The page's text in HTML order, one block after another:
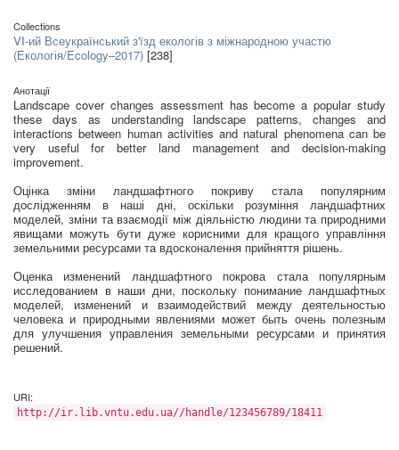
Collections
VI-ий Всеукраїнський з'їзд екологів з міжнародною участю
(Екологія/Ecology–2017) [238]
Анотації
Landscape cover changes assessment has become a popular study
these days as understanding landscape patterns, changes and
interactions between human activities and natural phenomena can be
very useful for better land management and decision-making
improvement.
Оцінка зміни ландшафтного покриву стала популярним
дослідженням в наші дні, оскільки розуміння ландшафтних
моделей, зміни та взаємодії між діяльністю людини та природними
явищами можуть бути дуже корисними для кращого управління
земельними ресурсами та вдосконалення прийняття рішень.
Оценка изменений ландшафтного покрова стала популярным
исследованием в наши дни, поскольку понимание ландшафтных
моделей, изменений и взаимодействий между деятельностью
человека и природными явлениями может быть очень полезным
для улучшения управления земельными ресурсами и принятия
решений.
URI:
http://ir.lib.vntu.edu.ua//handle/123456789/18411